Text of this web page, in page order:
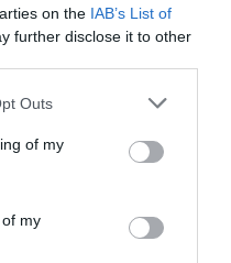
on the IAB’s List of
further disclose it to other
Outs
of my
my
comptarà amb una
els seus productes
sopars del Grup
del web de festival a
l’oferta gastronòmica
amb menús exclusius
i Miramar.